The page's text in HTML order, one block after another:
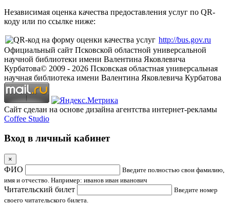
Независимая оценка качества предоставления услуг по QR-
коду или по ссылке ниже:
http://bus.gov.ru
Официальный сайт Псковской областной универсальной
научной библиотеки имени Валентина Яковлевича
Курбатова© 2009 - 2026 Псковская областная универсальная
научная библиотека имени Валентина Яковлевича Курбатова
Сайт сделан на основе дизайна агентства интернет-рекламы
Coffee Studio
Вход в личный кабинет
×
ФИО
Введите полностью свои фамилию,
имя и отчество. Например: иванов иван иванович
Читательский билет
Введите номер
своего читательского билета.